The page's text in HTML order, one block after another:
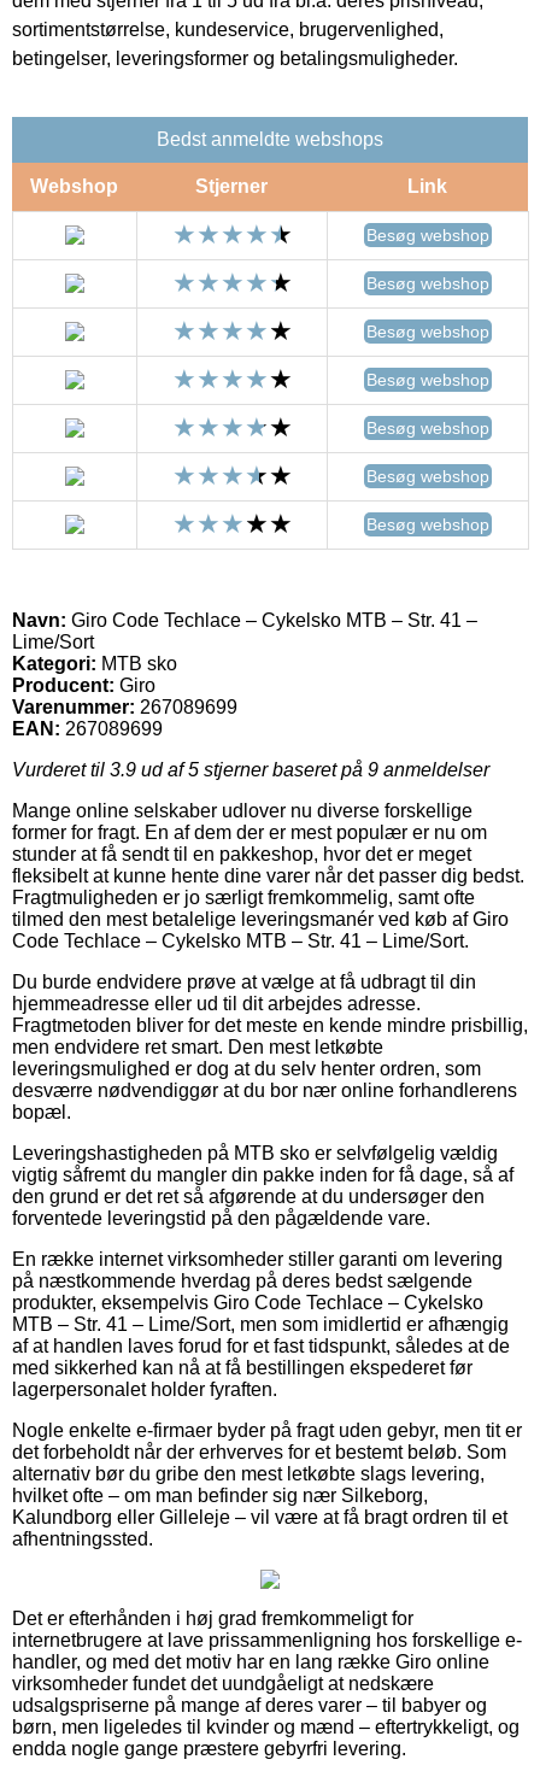
sortimentstørrelse, kundeservice, brugervenlighed,
betingelser, leveringsformer og betalingsmuligheder.
Bedst anmeldte webshops
Webshop Stjerner Link
Besøg webshop
Besøg webshop
Besøg webshop
Besøg webshop
Besøg webshop
Besøg webshop
Besøg webshop
Navn: Giro Code Techlace – Cykelsko MTB – Str. 41 –
Lime/Sort
Kategori: MTB sko
Producent: Giro
Varenummer: 267089699
EAN: 267089699
Vurderet til 3.9 ud af 5 stjerner baseret på 9 anmeldelser
Mange online selskaber udlover nu diverse forskellige
former for fragt. En af dem der er mest populær er nu om
stunder at få sendt til en pakkeshop, hvor det er meget
fleksibelt at kunne hente dine varer når det passer dig bedst.
Fragtmuligheden er jo særligt fremkommelig, samt ofte
tilmed den mest betalelige leveringsmanér ved køb af Giro
Code Techlace – Cykelsko MTB – Str. 41 – Lime/Sort.
Du burde endvidere prøve at vælge at få udbragt til din
hjemmeadresse eller ud til dit arbejdes adresse.
Fragtmetoden bliver for det meste en kende mindre prisbillig,
men endvidere ret smart. Den mest letkøbte
leveringsmulighed er dog at du selv henter ordren, som
desværre nødvendiggør at du bor nær online forhandlerens
bopæl.
Leveringshastigheden på MTB sko er selvfølgelig vældig
vigtig såfremt du mangler din pakke inden for få dage, så af
den grund er det ret så afgørende at du undersøger den
forventede leveringstid på den pågældende vare.
En række internet virksomheder stiller garanti om levering
på næstkommende hverdag på deres bedst sælgende
produkter, eksempelvis Giro Code Techlace – Cykelsko
MTB – Str. 41 – Lime/Sort, men som imidlertid er afhængig
af at handlen laves forud for et fast tidspunkt, således at de
med sikkerhed kan nå at få bestillingen ekspederet før
lagerpersonalet holder fyraften.
Nogle enkelte e-firmaer byder på fragt uden gebyr, men tit er
det forbeholdt når der erhverves for et bestemt beløb. Som
alternativ bør du gribe den mest letkøbte slags levering,
hvilket ofte – om man befinder sig nær Silkeborg,
Kalundborg eller Gilleleje – vil være at få bragt ordren til et
afhentningssted.
Det er efterhånden i høj grad fremkommeligt for
internetbrugere at lave prissammenligning hos forskellige e-
handler, og med det motiv har en lang række Giro online
virksomheder fundet det uundgåeligt at nedskære
udsalgspriserne på mange af deres varer – til babyer og
børn, men ligeledes til kvinder og mænd – eftertrykkeligt, og
endda nogle gange præstere gebyrfri levering.